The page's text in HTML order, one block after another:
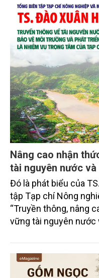
Nâng cao nhận
tài nguyên nước
Đó là phát biểu của
tập Tạp chí Nông
“Truyền thông, nâng
vững tài nguyên
trường phối hợp với
tỉnh Lai Châu tổ
hút sự tham gia của